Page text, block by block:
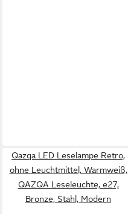
Qazqa LED Leselampe Retro,
ohne Leuchtmittel, Warmweiß,
QAZQA Lese­leuchte, e27,
Bronze, Stahl, Modern